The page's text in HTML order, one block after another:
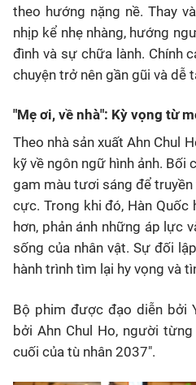
theo hướng nặng nề. Thay
nhịp kể nhẹ nhàng, hướng
đình và sự chữa lành. Chính
chuyện trở nên gần gũi và dễ
"Mẹ ơi, về nhà": Kỳ vọng từ
Theo nhà sản xuất Ahn Chul
kỹ về ngôn ngữ hình ảnh. Bối
gam màu tươi sáng để
cực. Trong khi đó, Hàn Quốc
hơn, phản ánh những áp lực
sống của nhân vật. Sự đối
hành trình tìm lại hy vọng và
Bộ phim được đạo diễn bởi
bởi Ahn Chul Ho, người
cuối của tù nhân 2037".